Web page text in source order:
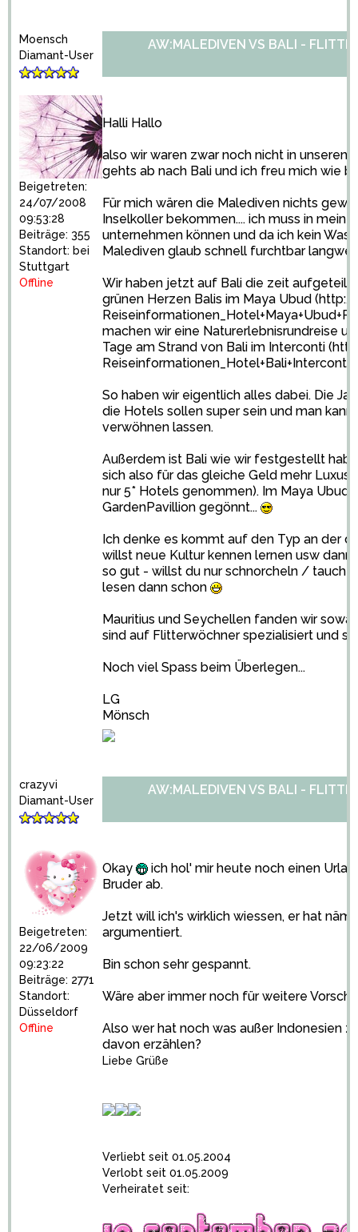
Moensch
Diamant-User
Beigetreten:
24/07/2008
09:53:28
Beiträge: 355
Standort: bei
Stuttgart
Offline
AW:MALEDIVEN VS BALI -
Halli Hallo
also wir waren zwar noch nicht in unseren
gehts ab nach Bali und ich freu mich wie
Für mich wären die Malediven nichts
Inselkoller bekommen.... ich muss in
unternehmen können und da ich kein
Malediven glaub schnell furchtbar
Wir haben jetzt auf Bali die zeit aufgeteilt
grünen Herzen Balis im Maya Ubud (
machen wir eine Naturerlebnisrundreise
Tage am Strand von Bali im Interconti (
So haben wir eigentlich alles dabei. Die
die Hotels sollen super sein und man kann
verwöhnen lassen.
Außerdem ist Bali wie wir festgestellt
sich also für das gleiche Geld mehr Luxus
nur 5* Hotels genommen). Im Maya Ubud
GardenPavillion gegönnt...
Ich denke es kommt auf den Typ an der
willst neue Kultur kennen lernen usw
so gut - willst du nur schnorcheln /
lesen dann schon
Mauritius und Seychellen fanden wir
sind auf Flitterwöchner spezialisiert und
Noch viel Spass beim Überlegen...
LG
Mönsch
crazyvi
Diamant-User
Beigetreten:
22/06/2009
09:23:22
Beiträge: 2771
Standort:
Düsseldorf
Offline
AW:MALEDIVEN VS BALI -
Okay
ich hol' mir heute noch einen
Bruder ab.
Jetzt will ich's wirklich wiessen, er hat
argumentiert.
Bin schon sehr gespannt.
Wäre aber immer noch für weitere
Also wer hat noch was außer Indonesien
davon erzählen?
Liebe Grüße
Verliebt seit 01.05.2004
Verlobt seit 01.05.2009
Verheiratet seit: